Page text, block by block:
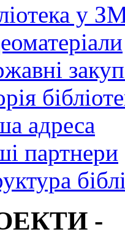
у
адреса
партнери
-